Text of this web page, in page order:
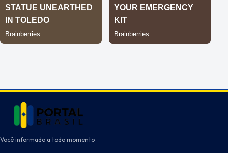
Você informado a todo momento